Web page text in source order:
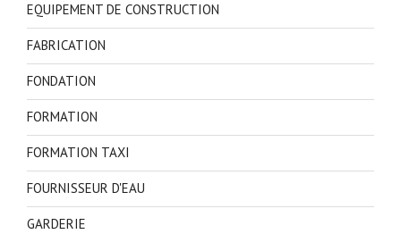
EQUIPEMENT DE CONSTRUCTION
FABRICATION
FONDATION
FORMATION
FORMATION TAXI
FOURNISSEUR D'EAU
GARDERIE